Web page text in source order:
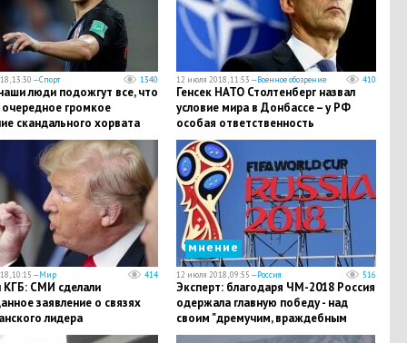
13:30 —Спорт 1340
люди подожгут все, что
очередное громкое
скандального хорвата
12 июля 2018, 11:53 —Военное обозрение 410
Генсек НАТО Столтенберг назвал
условие мира в Донбассе – у РФ
особая ответственность
10:15 —Мир 414
КГБ: СМИ сделали
заявление о связях
лидера
мнение
12 июля 2018, 09:55 —Россия 516
Эксперт: благодаря ЧМ-2018 Россия
одержала главную победу - над
своим "дремучим, враждебным
образом"